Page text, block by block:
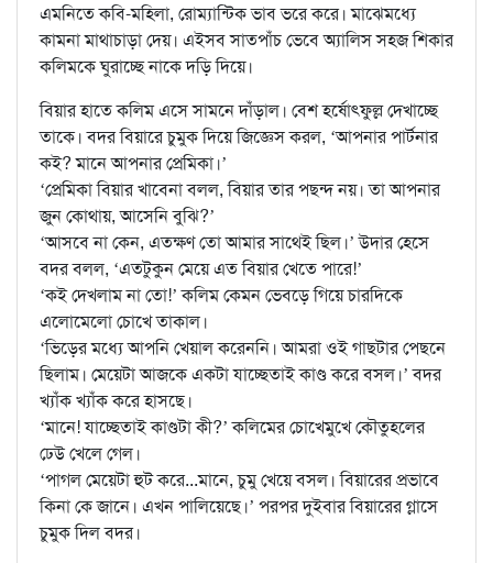
এমনিতে কবি-মহিলা, রোম্যান্টিক ভাব ভরে করে। মাঝেমধ্যে
কামনা মাথাচাড়া দেয়। এইসব সাতপাঁচ ভেবে অ্যালিস সহজ শিকার
কলিমকে ঘুরাচ্ছে নাকে দড়ি দিয়ে।
বিয়ার হাতে কলিম এসে সামনে দাঁড়াল। বেশ হর্ষোৎফুল্ল দেখাচ্ছে
তাকে। বদর বিয়ারে চুমুক দিয়ে জিজ্ঞেস করল, ‘আপনার পার্টনার
কই? মানে আপনার প্রেমিকা।’
‘প্রেমিকা বিয়ার খাবেনা বলল, বিয়ার তার পছন্দ নয়। তা আপনার
জুন কোথায়, আসেনি বুঝি?’
‘আসবে না কেন, এতক্ষণ তো আমার সাথেই ছিল।’ উদার হেসে
বদর বলল, ‘এতটুকুন মেয়ে এত বিয়ার খেতে পারে!’
‘কই দেখলাম না তো!’ কলিম কেমন ভেবড়ে গিয়ে চারদিকে
এলোমেলো চোখে তাকাল।
‘ভিড়ের মধ্যে আপনি খেয়াল করেননি। আমরা ওই গাছটার পেছনে
ছিলাম। মেয়েটা আজকে একটা যাচ্ছেতাই কাণ্ড করে বসল।’ বদর
খ্যাঁক খ্যাঁক করে হাসছে।
‘মানে! যাচ্ছেতাই কাণ্ডটা কী?’ কলিমের চোখেমুখে কৌতুহলের
ঢেউ খেলে গেল।
‘পাগল মেয়েটা হুট করে...মানে, চুমু খেয়ে বসল। বিয়ারের প্রভাবে
কিনা কে জানে। এখন পালিয়েছে।’ পরপর দুইবার বিয়ারের গ্লাসে
চুমুক দিল বদর।